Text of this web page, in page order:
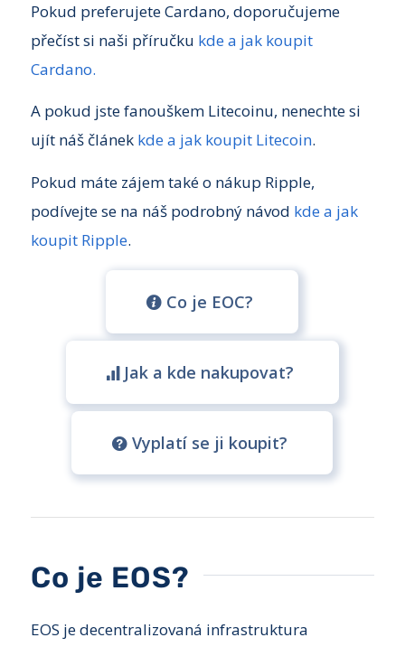
Pokud preferujete Cardano, doporučujeme
přečíst si naši příručku kde a jak koupit
Cardano.
A pokud jste fanouškem Litecoinu, nenechte si
ujít náš článek kde a jak koupit Litecoin.
Pokud máte zájem také o nákup Ripple,
podívejte se na náš podrobný návod kde a jak
koupit Ripple.
Co je EOC?
Jak a kde nakupovat?
Vyplatí se ji koupit?
Co je EOS?
EOS je decentralizovaná infrastruktura